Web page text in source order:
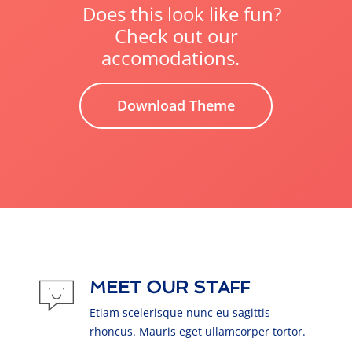
Does this look like fun?
Check out our
accomodations.
Download Theme
MEET OUR STAFF
Etiam scelerisque nunc eu sagittis
rhoncus. Mauris eget ullamcorper tortor.